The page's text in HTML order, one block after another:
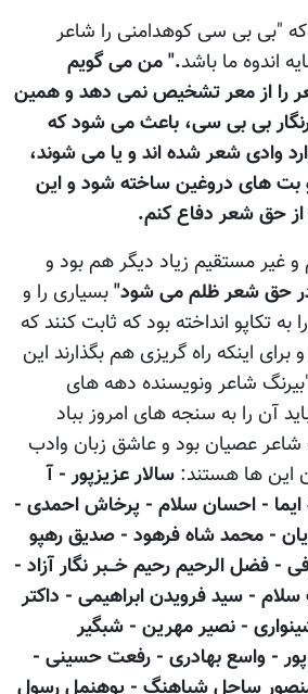
"بی بی سی کوهدامنی را شاعر
اندوه ما باشد." من می گويم
را از معر تشخيص نمی دهد و همين
بی بی سی، باعث می شود که
وادی شعر شده اند و يا می شوند،
و بت های دروغين ساخته شود و اين
حق شعر دفاع کنم.
غير مستقيم زياد ديگر هم بود و
حق شعر ظلم می شود"بسياری را و
را به تکاپو انداخته بود که ثابت کنند که
اينکه راه گريزی هم بگذارند اين
شاعر ونویسنده دهه های
آن را به سنجه های امروز بباد
عصیان بود و عاشق زبان وادب
اين ها هستند: سالار عزیزپور - آ
- احسان سلام - پرخاش احمدی -
- محمد شاه فرهود - صدیق رهپو
- فضل الرحیم رحیم خــبر نگار آزاد -
- سید فرویدن ابراهیمی - داکتر
- نصیر مهرین - شبگیر
پور - واسع بهادری - رفعت حسینی -
ساحل شباهنگ - پوهنمل رسول